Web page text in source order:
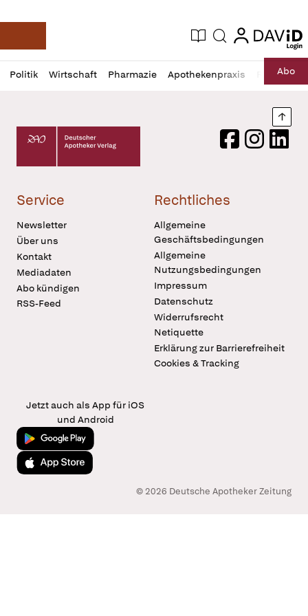
Deutsche Apotheker Zeitung
Aktuelle Ausgabe
Suche login
login
Politik Wirtschaft Pharmazie Apothekenpraxis RechtAbo
Profil
öffnen
Daz
Pur
Deutscher Apotheker Verlag Logo
FacebookInstagram
Service
Newsletter
Über uns
Kontakt
Mediadaten
Abo kündigen
RSS-Feed
Rechtliches
Allgemeine
Geschäftsbedingungen
Allgemeine
Nutzungsbedingungen
Impressum
Datenschutz
Widerrufsrecht
Netiquette
Erklärung zur Barrierefreiheit
Cookies & Tracking
Jetzt auch als App für iOS
und Android
Jetzt bei Google Play
Laden im App Store
© 2026 Deutsche Apotheker Zeitung